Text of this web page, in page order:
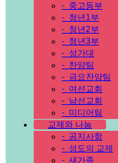
- 중고등부
- 청년1부
- 청년2부
- 청년3부
- 성가대
- 찬양팀
- 금요찬양팀
- 여선교회
- 남선교회
- 미디어팀
교제와 나눔
- 공지사항
- 성도의 교제
- 새가족